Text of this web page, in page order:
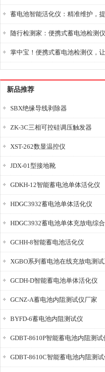
随行检测家：便携式蓄电池检测
新品推荐
SBX绝缘导线剥除器
ZK-3C三相可控硅调压触发器
XST-262数显温控仪
JDX-01型接地靴
GDKH-12智能蓄电池单体活化仪
HDGC3932蓄电池单体活化仪
GCHH-8智能蓄电池活化仪
XGBO系列蓄电池在线充放电测
GCDH-D智能蓄电池单体活化仪
GCNZ-A蓄电池内阻测试仪厂家
BYFD-6蓄电池内阻测试仪
GDBT-8610P智能蓄电池内阻测试
GDBT-8610C智能蓄电池内阻测试